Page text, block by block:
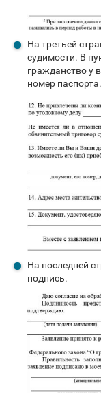
На третьей
судимости. В
гражданство у
номер паспорта.
На последней
подпись.